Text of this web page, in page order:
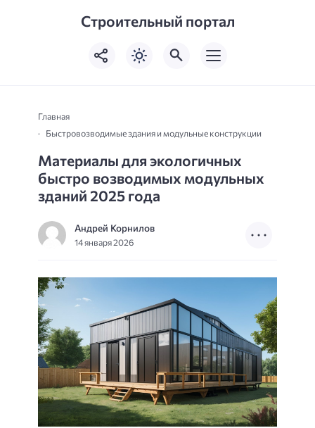
Строительный портал
Главная
Быстровозводимые здания и модульные конструкции
Материалы для экологичных
быстро возводимых модульных
зданий 2025 года
Андрей Корнилов
14 января 2026